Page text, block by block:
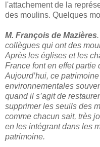
l'attachement de la
des moulins. Quelques
M. François de Mazières
collègues qui ont des
Après les églises et les
France font en effet partie
Aujourd’hui, ce
environnementales
quand il s’agit de
supprimer les seuils des
comme chacun sait, très
en les intégrant dans les
patrimoine.